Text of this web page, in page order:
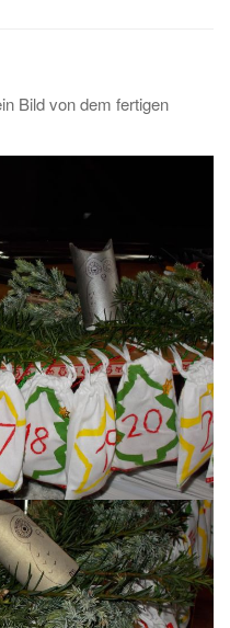
Bild von dem fertigen